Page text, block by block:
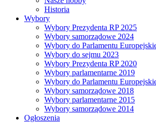
Historia
Wybory
Wybory Prezydenta RP 2025
Wybory samorządowe 2024
Wybory do Parlamentu
Wybory do sejmu 2023
Wybory Prezydenta RP 2020
Wybory parlamentarne 2019
Wybory do Parlamentu
Wybory samorządowe 2018
Wybory parlamentarne 2015
Wybory samorządowe 2014
Ogłoszenia